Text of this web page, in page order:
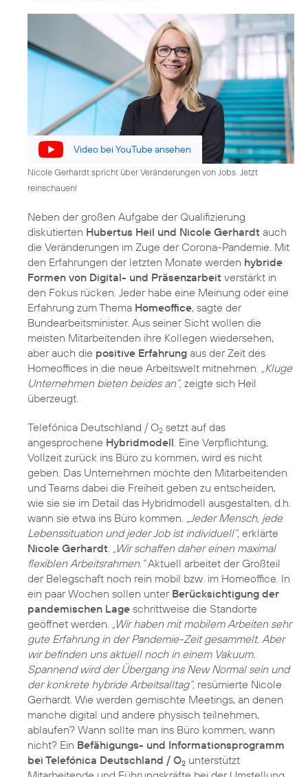
Video bei YouTube ansehen
Nicole Gerhardt spricht über Veränderungen von Jobs. Jetzt
reinschauen!
Neben der großen Aufgabe der Qualifizierung
diskutierten Hubertus Heil und Nicole Gerhardt auch
die Veränderungen im Zuge der Corona-Pandemie. Mit
den Erfahrungen der letzten Monate werden hybride
Formen von Digital- und Präsenzarbeit verstärkt in
den Fokus rücken. Jeder habe eine Meinung oder eine
Erfahrung zum Thema Homeoffice, sagte der
Bundearbeitsminister. Aus seiner Sicht wollen die
meisten Mitarbeitenden ihre Kollegen wiedersehen,
aber auch die positive Erfahrung aus der Zeit des
Homeoffices in die neue Arbeitswelt mitnehmen. „Kluge
Unternehmen bieten beides an“, zeigte sich Heil
überzeugt.
Telefónica Deutschland / O2 setzt auf das
angesprochene Hybridmodell. Eine Verpflichtung,
Vollzeit zurück ins Büro zu kommen, wird es nicht
geben. Das Unternehmen möchte den Mitarbeitenden
und Teams dabei die Freiheit geben zu entscheiden,
wie sie sie im Detail das Hybridmodell ausgestalten, d.h.
wann sie etwa ins Büro kommen. „Jeder Mensch, jede
Lebenssituation und jeder Job ist individuell“, erklärte
Nicole Gerhardt. „Wir schaffen daher einen maximal
flexiblen Arbeitsrahmen.“Aktuell arbeitet der Großteil
der Belegschaft noch rein mobil bzw. im Homeoffice. In
ein paar Wochen sollen unter Berücksichtigung der
pandemischen Lage schrittweise die Standorte
geöffnet werden. „Wir haben mit mobilem Arbeiten sehr
gute Erfahrung in der Pandemie-Zeit gesammelt. Aber
wir befinden uns aktuell noch in einem Vakuum.
Spannend wird der Übergang ins New Normal sein und
der konkrete hybride Arbeitsalltag“, resümierte Nicole
Gerhardt. Wie werden gemischte Meetings, an denen
manche digital und andere physisch teilnehmen,
ablaufen? Wann sollte man ins Büro kommen, wann
nicht? Ein Befähigungs- und Informationsprogramm
bei Telefónica Deutschland / O2 unterstützt